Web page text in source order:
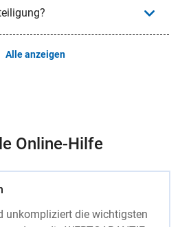
Alle anzeigen
Online-Hilfe
unkompliziert die wichtigsten